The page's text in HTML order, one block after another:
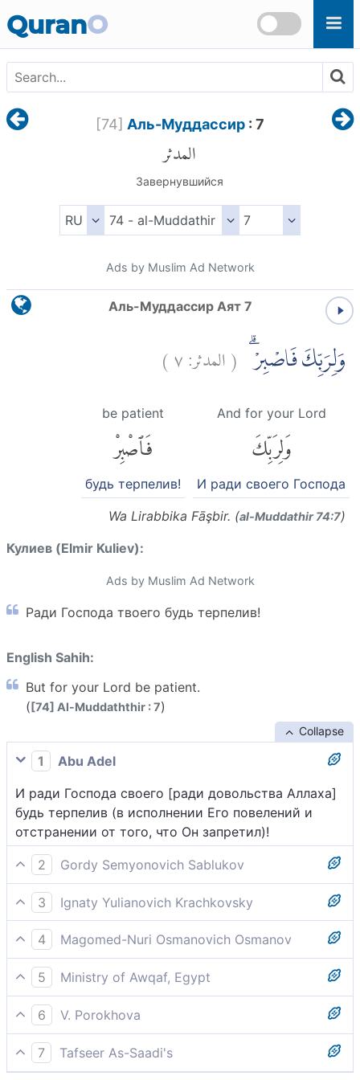
QuranO
[74] Аль-Муддассир: 7
المدثر
Завернувшийся
Ads by Muslim Ad Network
Аль-Муддассир Аят 7
وَلِرَبِّكَ فَاصْبِرْۗ (المدثر:٧)
And for your Lord
وَلِرَبِّكَ
И ради своего Господа
be patient
فَٱصْبِرْ
будь терпелив!
Wa Lirabbika Fāşbir. (al-Muddathir 74:7)
Кулиев (Elmir Kuliev):
Ads by Muslim Ad Network
Ради Господа твоего будь терпелив!
English Sahih:
But for your Lord be patient.
([74] Al-Muddaththir : 7)
Collapse
1
Abu Adel
И ради Господа своего [ради довольства Аллаха]
будь терпелив (в исполнении Его повелений и
отстранении от того, что Он запретил)!
2
Gordy Semyonovich Sablukov
Ради Господа твоего будь терпелив.
3
Ignaty Yulianovich Krachkovsky
И ради Господа своего терпи!
4
Magomed-Nuri Osmanovich Osmanov
и терпи [притеснения неверных] ради твоего
Господа.
5
Ministry of Awqaf, Egypt
И терпеливо переноси все приказания и запреты
и связанные с ними трудности и тягости ради
благосклонности Аллаха.
6
V. Porokhova
В Господнем деле проявляй терпенье.
7
Tafseer As-Saadi's